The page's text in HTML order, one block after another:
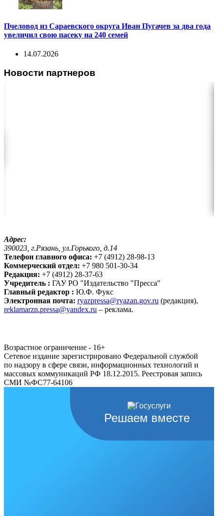
Пчеловод из Сараевского округа Иван Пугачев за два года
увеличил свою пасеку на 240 семей
14.07.2026
Новости партнеров
Адрес:
390023, г.Рязань, ул.Горького, д.14
Телефон главного офиса: +7 (4912) 28-98-13
Коммерческий отдел: +7 980 501-30-34
Редакция: +7 (4912) 28-37-63
Учредитель : ГАУ РО "Издательство "Пресса"
Главный редактор : Ю.Ф. Фукс
Электронная почта: ryazpressa@ryazan.gov.ru (редакция),
reklamarzn.pressa@yandex.ru – реклама.
Возрастное ограничение - 16+
Сетевое издание зарегистрировано Федеральной службой
по надзору в сфере связи, информационных технологий и
массовых коммуникаций РФ 18.12.2015. Реестровая запись
СМИ №ФС77-64106
Решаем вместе